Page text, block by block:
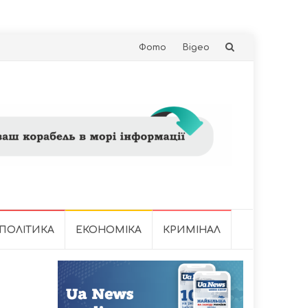
Skip
Фото Відео
ПОЛІТИКА ЕКОНОМІКА КРИМІНАЛ